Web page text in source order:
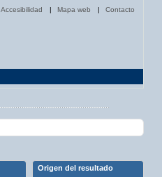
Accesibilidad | Mapa web | Contacto
Origen del resultado